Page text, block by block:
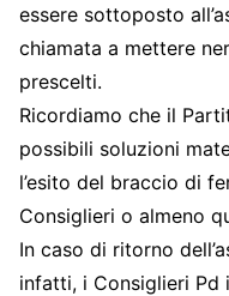
essere sottoposto
chiamata a mettere
prescelti.
Ricordiamo che il
possibili soluzioni
l’esito del braccio di
Consiglieri o almeno
In caso di ritorno
infatti, i Consiglieri